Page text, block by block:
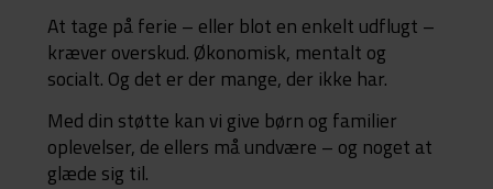
At tage på ferie – eller blot en enkelt udflugt –
kræver overskud. Økonomisk, mentalt og
socialt. Og det er der mange, der ikke har.
Med din støtte kan vi give børn og familier
oplevelser, de ellers må undvære – og noget at
glæde sig til.